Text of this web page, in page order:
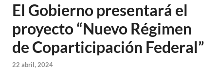
El Gobierno presentará el
proyecto “Nuevo Régimen
de Coparticipación Federal”
22 abril, 2024